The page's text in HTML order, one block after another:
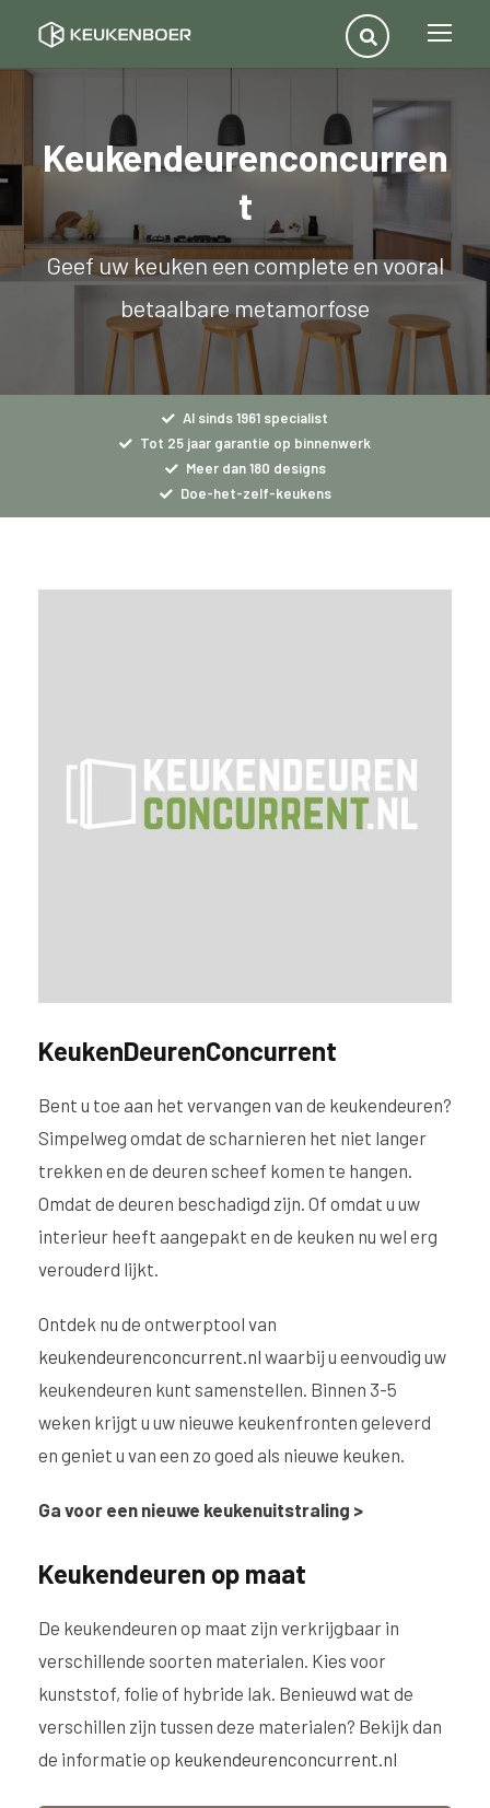
Keukendeurenconcurren
t
Geef uw keuken een complete en vooral
betaalbare metamorfose
Al sinds 1961 specialist
Tot 25 jaar garantie op binnenwerk
Meer dan 180 designs
Doe-het-zelf-keukens
KeukenDeurenConcurrent
Bent u toe aan het vervangen van de keukendeuren?
Simpelweg omdat de scharnieren het niet langer
trekken en de deuren scheef komen te hangen.
Omdat de deuren beschadigd zijn. Of omdat u uw
interieur heeft aangepakt en de keuken nu wel erg
verouderd lijkt.
Ontdek nu de ontwerptool van
keukendeurenconcurrent.nl waarbij u eenvoudig uw
keukendeuren kunt samenstellen. Binnen 3-5
weken krijgt u uw nieuwe keukenfronten geleverd
en geniet u van een zo goed als nieuwe keuken.
Ga voor een nieuwe keukenuitstraling >
Keukendeuren op maat
De keukendeuren op maat zijn verkrijgbaar in
verschillende soorten materialen. Kies voor
kunststof, folie of hybride lak. Benieuwd wat de
verschillen zijn tussen deze materialen? Bekijk dan
de informatie op keukendeurenconcurrent.nl